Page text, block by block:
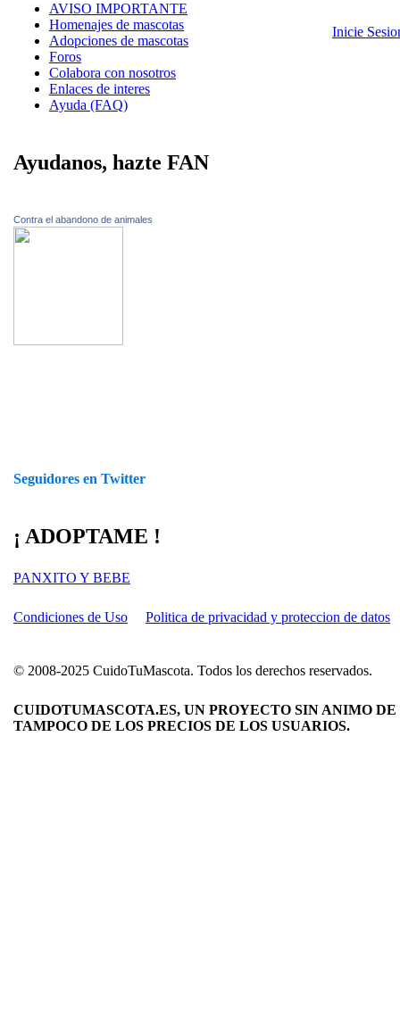
AVISO IMPORTANTE
Homenajes de mascotas
Adopciones de mascotas
Foros
Colabora con nosotros
Enlaces de interes
Ayuda (FAQ)
Ayudanos, hazte FAN
Contra el abandono de animales
Seguidores en Twitter
¡ ADOPTAME !
PANXITO Y BEBE
Inicie
Condiciones de Uso Politica de privacidad y proteccion de datos
© 2008-2025 CuidoTuMascota. Todos los derechos reservados.
CUIDOTUMASCOTA.ES, UN PROYECTO SIN ANIMO
TAMPOCO DE LOS PRECIOS DE LOS USUARIOS.